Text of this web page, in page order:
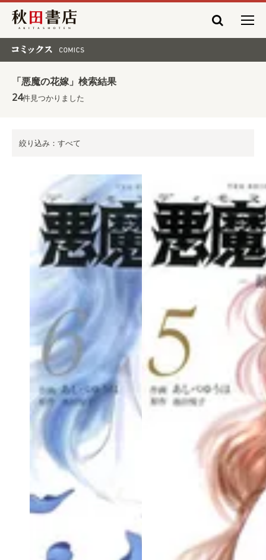
秋田書店
「悪魔の花嫁」検索結果
24件見つかりました
絞り込み：すべて